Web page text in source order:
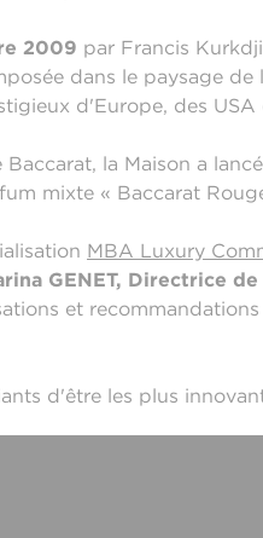
2009 par Francis
dans le paysage
d'Europe, des USA
la Maison a
mixte « Baccarat
MBA Luxury
GENET, Directrice
et
d'être les plus